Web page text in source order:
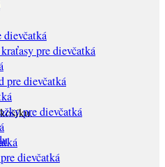
pre dievčatká
pre dievčatká
pre dievčatká
dievčatká